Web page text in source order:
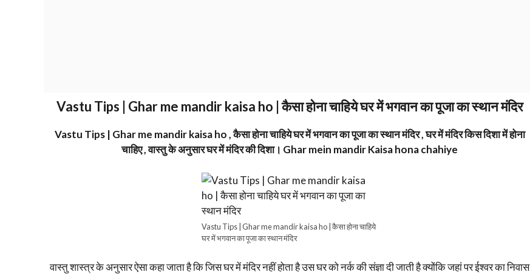
Vastu Tips | Ghar me mandir kaisa ho | कैसा होना चाहिये घर में भगवान का पूजा का स्थान मंदिर
Vastu Tips | Ghar me mandir kaisa ho , कैसा होना चाहिये घर में भगवान का पूजा का स्थान मंदिर , घर में मंदिर किस दिशा में होना
चाहिए , वास्तु के अनुसार घर में मंदिर की दिशा। Ghar mein mandir Kaisa hona chahiye
Vastu Tips | Ghar me mandir kaisa ho | कैसा होना चाहिये
घर में भगवान का पूजा का स्थान मंदिर
वास्तु शास्त्र के अनुसार ऐसा कहा जाता है कि जिस घर में मंदिर नहीं होता है उस घर को नर्क की संज्ञा दी जाती है क्योंकि जहां पर ईश्वर का निवास